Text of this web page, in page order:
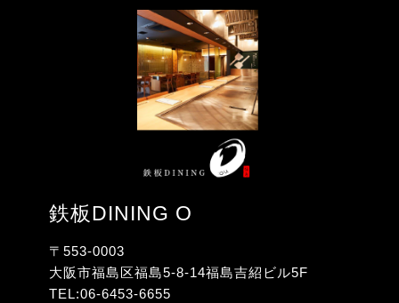
鉄板DINING O
〒553-0003
大阪市福島区福島5-8-14福島吉紹ビル5F
TEL:06-6453-6655